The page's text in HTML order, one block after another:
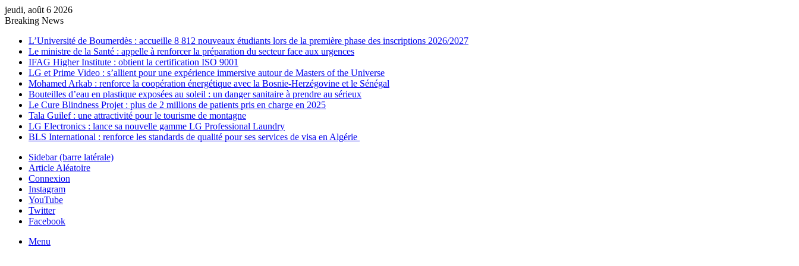
jeudi, août 6 2026
Breaking News
L’Université de Boumerdès : accueille 8 812 nouveaux étudiants lors de la première phase des inscriptions 2026/2027
Le ministre de la Santé : appelle à renforcer la préparation du secteur face aux urgences
IFAG Higher Institute : obtient la certification ISO 9001
LG et Prime Video : s’allient pour une expérience immersive autour de Masters of the Universe
Mohamed Arkab : renforce la coopération énergétique avec la Bosnie-Herzégovine et le Sénégal
Bouteilles d’eau en plastique exposées au soleil : un danger sanitaire à prendre au sérieux
Le Cure Blindness Projet : plus de 2 millions de patients pris en charge en 2025
Tala Guilef : une attractivité pour le tourisme de montagne
LG Electronics : lance sa nouvelle gamme LG Professional Laundry
BLS International : renforce les standards de qualité pour ses services de visa en Algérie
Sidebar (barre latérale)
Article Aléatoire
Connexion
Instagram
YouTube
Twitter
Facebook
Menu